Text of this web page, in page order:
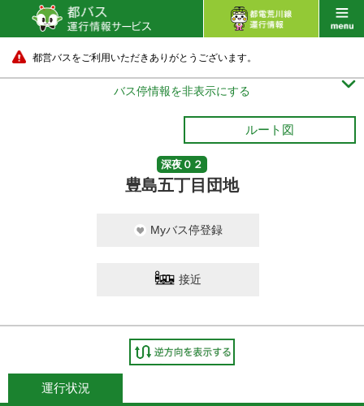
都営バスをご利用いただきありがとうございます。
バス停情報を非表示にする 
ルート図
深夜０２
豊島五丁目団地
Myバス停登録
接近
運行状況